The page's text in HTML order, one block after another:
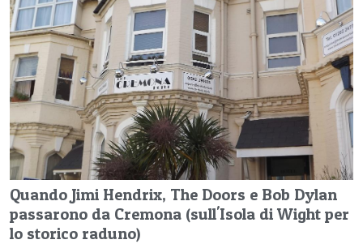
Quando Jimi Hendrix, The Doors e Bob Dylan
passarono da Cremona (sull'Isola di Wight per
lo storico raduno)